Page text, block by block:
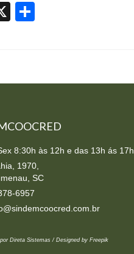
X
8:30h às 12h e das 13h ás 17h
1970,
SC
6957
Direta Sistemas / Designed by Freepik